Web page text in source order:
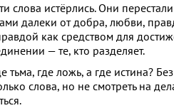
слова истёрлись. Они
далеки от добра, любви,
как средством для
— те, кто разделяет.
тьма, где ложь, а где истина?
слова, но не смотреть на